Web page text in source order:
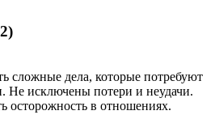
сложные дела, которые потребуют
Не исключены потери и неудачи.
осторожность в отношениях.